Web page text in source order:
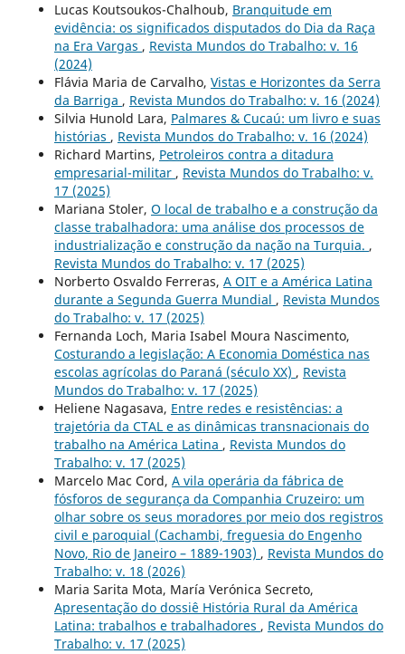
Lucas Koutsoukos-Chalhoub, Branquitude em
evidência: os significados disputados do Dia da Raça
na Era Vargas , Revista Mundos do Trabalho: v. 16
(2024)
Flávia Maria de Carvalho, Vistas e Horizontes da Serra
da Barriga , Revista Mundos do Trabalho: v. 16 (2024)
Silvia Hunold Lara, Palmares & Cucaú: um livro e suas
histórias , Revista Mundos do Trabalho: v. 16 (2024)
Richard Martins, Petroleiros contra a ditadura
empresarial-militar , Revista Mundos do Trabalho: v.
17 (2025)
Mariana Stoler, O local de trabalho e a construção da
classe trabalhadora: uma análise dos processos de
industrialização e construção da nação na Turquia. ,
Revista Mundos do Trabalho: v. 17 (2025)
Norberto Osvaldo Ferreras, A OIT e a América Latina
durante a Segunda Guerra Mundial , Revista Mundos
do Trabalho: v. 17 (2025)
Fernanda Loch, Maria Isabel Moura Nascimento,
Costurando a legislação: A Economia Doméstica nas
escolas agrícolas do Paraná (século XX) , Revista
Mundos do Trabalho: v. 17 (2025)
Heliene Nagasava, Entre redes e resistências: a
trajetória da CTAL e as dinâmicas transnacionais do
trabalho na América Latina , Revista Mundos do
Trabalho: v. 17 (2025)
Marcelo Mac Cord, A vila operária da fábrica de
fósforos de segurança da Companhia Cruzeiro: um
olhar sobre os seus moradores por meio dos registros
civil e paroquial (Cachambi, freguesia do Engenho
Novo, Rio de Janeiro – 1889-1903) , Revista Mundos do
Trabalho: v. 18 (2026)
Maria Sarita Mota, María Verónica Secreto,
Apresentação do dossiê História Rural da América
Latina: trabalhos e trabalhadores , Revista Mundos do
Trabalho: v. 17 (2025)